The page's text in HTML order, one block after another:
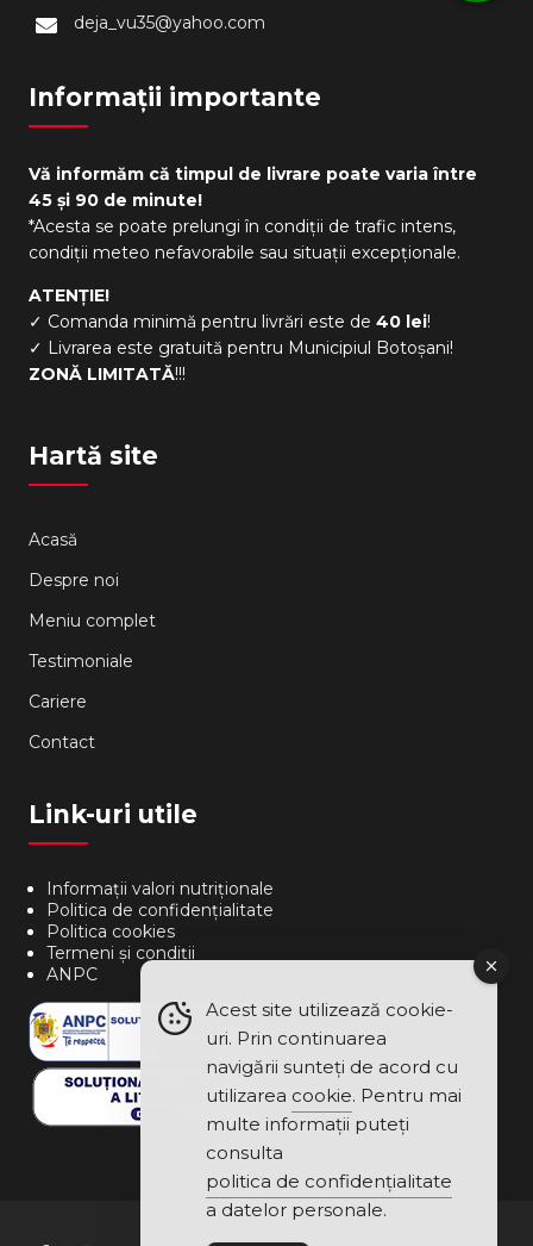
deja_vu35@yahoo.com
Informații importante
Vă informăm că timpul de livrare poate varia între
45 și 90 de minute!
*Acesta se poate prelungi în condiții de trafic intens,
condiții meteo nefavorabile sau situații excepționale.
ATENȚIE!
✓ Comanda minimă pentru livrări este de40 lei!
✓ Livrarea este gratuită pentru Municipiul Botoșani!
ZONĂ LIMITATĂ!!!
Hartă site
Acasă
Despre noi
Meniu complet
Testimoniale
Cariere
Contact
Link-uri utile
Informații valori nutriționale
Politica de confidențialitate
Politica cookies
Termeni și condiții
ANPC
Acest site utilizează cookie-
uri. Prin continuarea
navigării sunteți de acord cu
utilizarea cookie. Pentru mai
multe informații puteți
consulta
politica de confidențialitate
a datelor personale.